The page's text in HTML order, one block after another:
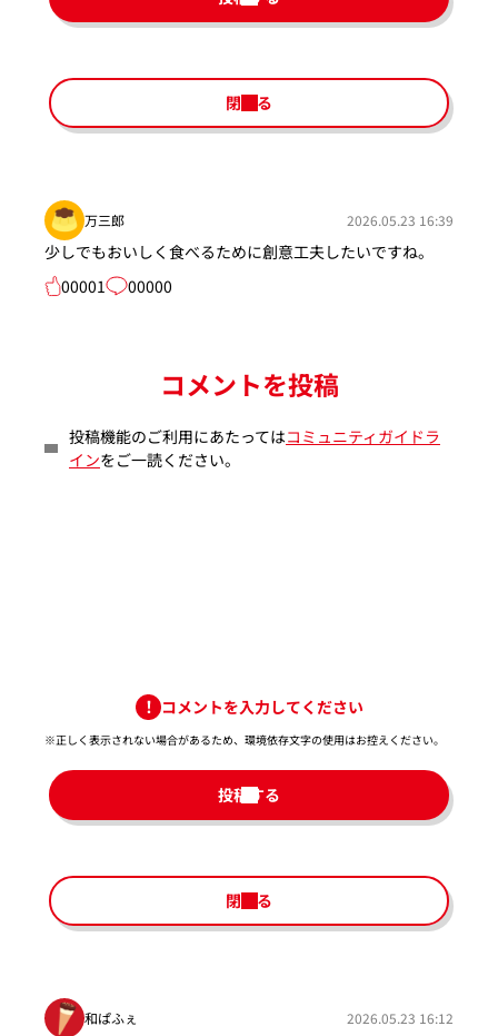
閉じる
万三郎 2026.05.23 16:39
少しでもおいしく食べるために創意工夫したいですね。
00001
00000
コメントを投稿
投稿機能のご利用にあたってはコミュニティガイドラ
インをご一読ください。
コメントを入力してください
※正しく表示されない場合があるため、環境依存文字の使用はお控えください。​
投稿する
閉じる
和ぱふぇ 2026.05.23 16:12